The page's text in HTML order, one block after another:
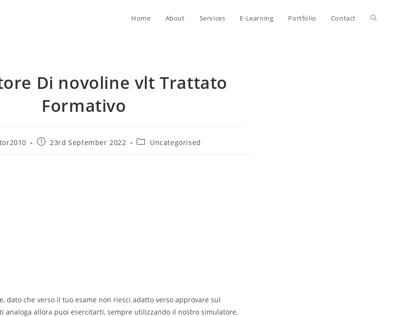
Home About Services E-Learning Portfolio Contact Toggle
Di novoline vlt Trattato
Formativo
Post23rd September 2022
PostUncategorised
dato che verso il tuo esame non riesci adatto verso approvare sul
analoga allora puoi esercitarti, sempre utilizzando il nostro simulatore,